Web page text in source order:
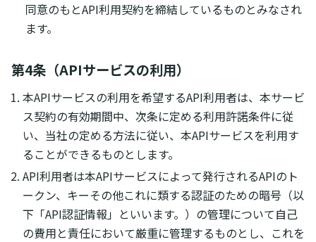
同意のもとAPI利用契約を締結しているものとみなされ
ます。
第4条（APIサービスの利用）
本APIサービスの利用を希望するAPI利用者は、本サービ
ス契約の有効期間中、次条に定める利用許諾条件に従
い、当社の定める方法に従い、本APIサービスを利用す
ることができるものとします。
API利用者は本APIサービスによって発行されるAPIのト
ークン、キーその他これに類する認証のための暗号（以
下「API認証情報」といいます。）の管理について自己
の費用と責任において厳重に管理するものとし、これを